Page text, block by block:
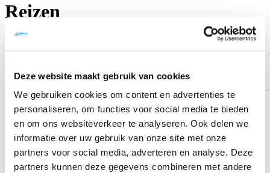
Deze website maakt gebruik van cookies
We gebruiken cookies om content en advertenties te
personaliseren, om functies voor social media te bieden
en om ons websiteverkeer te analyseren. Ook delen we
informatie over uw gebruik van onze site met onze
partners voor social media, adverteren en analyse. Deze
partners kunnen deze gegevens combineren met andere
Reizen